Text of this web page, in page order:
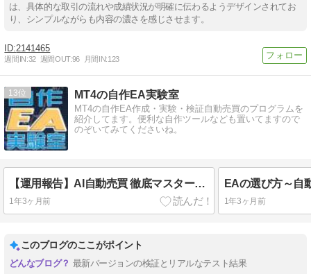
は、具体的な取引の流れや成績状況が明確に伝わるようデザインされてお
り、シンプルながらも内容の濃さを感じさせます。
2141465
週間IN:32 週間OUT:96 月間IN:123
13 MT4の自作EA実験室
MT4の自作EA作成・実験・検証自動売買のプログラムを
紹介してます。便利な自作ツールなども置いてますので
のぞいてみてくださいね。
【運用報告】AI自動売買 徹底マスター講座｜FX用EAフォワードテスト経過レポート
1年3ヶ月前 1年3ヶ月前
このブログのここがポイント
最新バージョンの検証とリアルなテスト結果